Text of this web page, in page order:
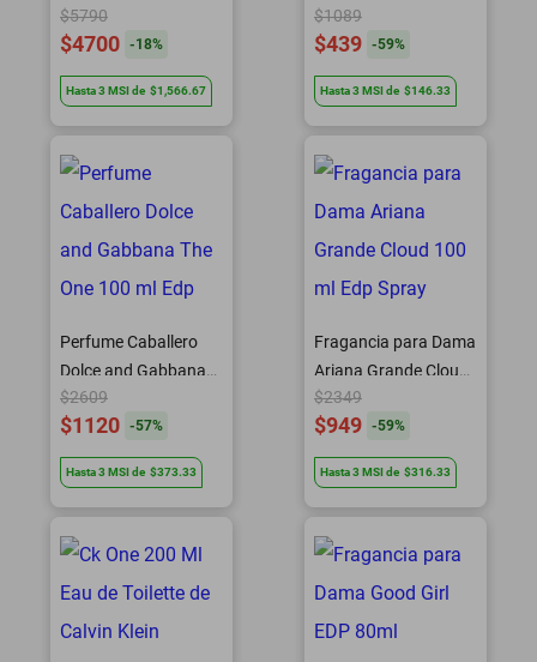
200 ML
$5790
$4700 -18%
Hasta3 MSIde $1,566.67
$1089
$439 -59%
Hasta3 MSIde $146.33
Perfume Caballero
Dolce and Gabbana
The One 100 ml Edp
$2609
$1120 -57%
Hasta3 MSIde $373.33
Fragancia para Dama
Ariana Grande Cloud
100 ml Edp Spray
$2349
$949 -59%
Hasta3 MSIde $316.33